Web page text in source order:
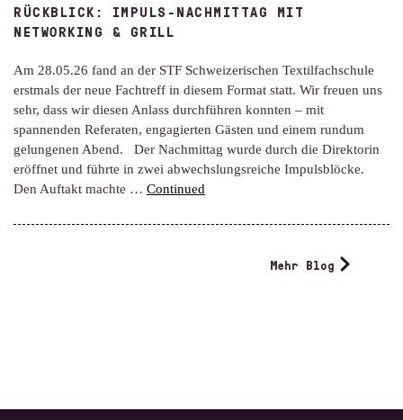
RÜCKBLICK: IMPULS-NACHMITTAG MIT
NETWORKING & GRILL
Am 28.05.26 fand an der STF Schweizerischen Textilfachschule
erstmals der neue Fachtreff in diesem Format statt. Wir freuen uns
sehr, dass wir diesen Anlass durchführen konnten – mit
spannenden Referaten, engagierten Gästen und einem rundum
gelungenen Abend. Der Nachmittag wurde durch die Direktorin
eröffnet und führte in zwei abwechslungsreiche Impulsblöcke.
Den Auftakt machte … Continued
Mehr Blog